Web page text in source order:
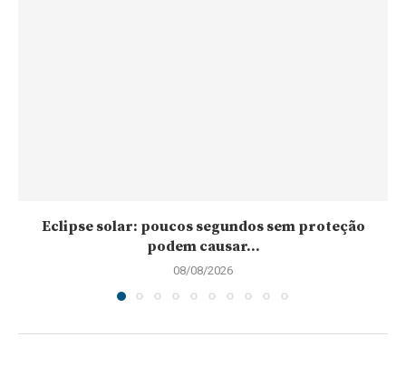
Eclipse solar: poucos segundos sem proteção
podem causar...
08/08/2026